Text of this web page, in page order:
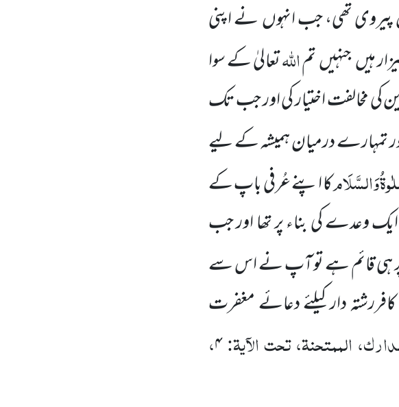
تھی، جب انہوںنے اپنی
ہیںجنہیںتماللّٰہتعالیٰ کے سوا
مخالفت اختیار کی اور جب تک
درمیان ہمیشہ کے لیے
وَالسَّلَامکا اپنے عُرفی باپ کے
ایکوعدے کی بناء پر تھا اور جب
پر ہی قائم ہے تو آپ نے اس سے
دار کیلئے دعائے مغفرت
الممتحنۃ، تحت الآیۃ:۴،